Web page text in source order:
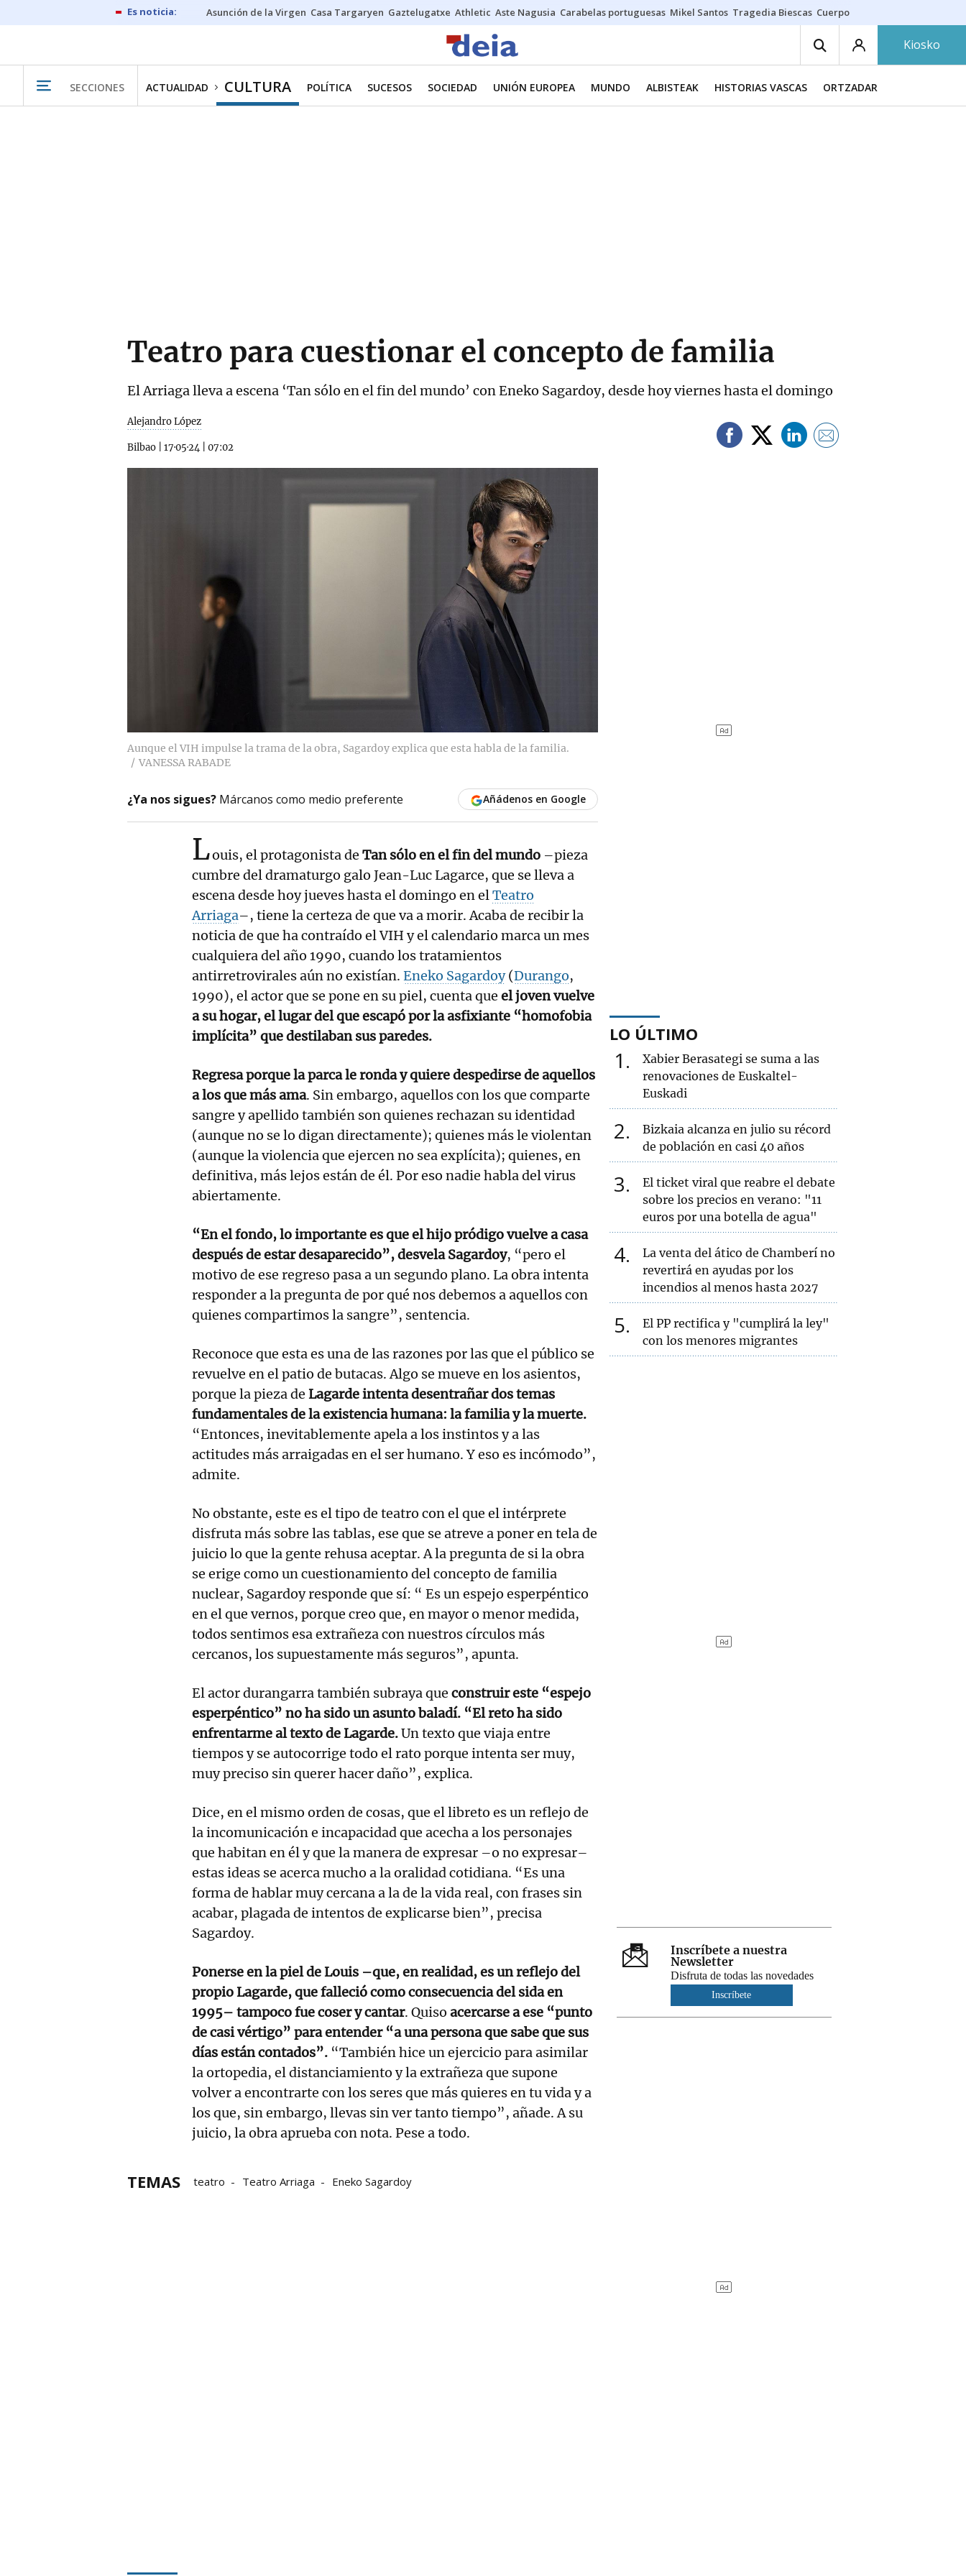
Asunción de la Virgen Casa Targaryen Gaztelugatxe Athletic Aste Nagusia Carabelas portuguesas Mikel Santos Tragedia Biescas Cuerpo ría
Kiosko
SECCIONES ACTUALIDAD CULTURA POLÍTICA SUCESOS SOCIEDAD UNIÓN EUROPEA MUNDO ALBISTEAK HISTORIAS VASCAS ORTZADAR
Teatro para cuestionar el concepto de familia
El Arriaga lleva a escena ‘Tan sólo en el fin del mundo’ con Eneko Sagardoy, desde hoy viernes hasta el domingo
Alejandro López
Bilbao 17·05·24 07:02
Aunque el VIH impulse la trama de la obra, Sagardoy explica que esta habla de la familia.
VANESSA RABADE
¿Ya nos sigues? Márcanos como medio preferente Añádenos en Google
Louis, el protagonista de Tan sólo en el fin del mundo –pieza
cumbre del dramaturgo galo Jean-Luc Lagarce, que se lleva a
escena desde hoy jueves hasta el domingo en elTeatro
Arriaga–, tiene la certeza de que va a morir. Acaba de recibir la
noticia de que ha contraído el VIH y el calendario marca un mes
cualquiera del año 1990, cuando los tratamientos
antirretrovirales aún no existían. Eneko Sagardoy(Durango,
1990), el actor que se pone en su piel, cuenta que el joven vuelve
a su hogar, el lugar del que escapó por la asfixiante “homofobia
implícita” que destilaban sus paredes.
Regresa porque la parca le ronda y quiere despedirse de aquellos
a los que más ama. Sin embargo, aquellos con los que comparte
sangre y apellido también son quienes rechazan su identidad
(aunque no se lo digan directamente); quienes más le violentan
(aunque la violencia que ejercen no sea explícita); quienes, en
definitiva, más lejos están de él. Por eso nadie habla del virus
abiertamente.
“En el fondo, lo importante es que el hijo pródigo vuelve a casa
después de estar desaparecido”, desvela Sagardoy, “pero el
motivo de ese regreso pasa a un segundo plano. La obra intenta
responder a la pregunta de por qué nos debemos a aquellos con
quienes compartimos la sangre”, sentencia.
Reconoce que esta es una de las razones por las que el público se
revuelve en el patio de butacas. Algo se mueve en los asientos,
porque la pieza de Lagarde intenta desentrañar dos temas
fundamentales de la existencia humana: la familia y la muerte.
“Entonces, inevitablemente apela a los instintos y a las
actitudes más arraigadas en el ser humano. Y eso es incómodo”,
admite.
No obstante, este es el tipo de teatro con el que el intérprete
disfruta más sobre las tablas, ese que se atreve a poner en tela de
juicio lo que la gente rehusa aceptar. A la pregunta de si la obra
se erige como un cuestionamiento del concepto de familia
nuclear, Sagardoy responde que sí: “ Es un espejo esperpéntico
en el que vernos, porque creo que, en mayor o menor medida,
todos sentimos esa extrañeza con nuestros círculos más
cercanos, los supuestamente más seguros”, apunta.
El actor durangarra también subraya que construir este “espejo
esperpéntico” no ha sido un asunto baladí. “El reto ha sido
enfrentarme al texto de Lagarde.Un texto que viaja entre
tiempos y se autocorrige todo el rato porque intenta ser muy,
muy preciso sin querer hacer daño”, explica.
Dice, en el mismo orden de cosas, que el libreto es un reflejo de
la incomunicación e incapacidad que acecha a los personajes
que habitan en él y que la manera de expresar –o no expresar–
estas ideas se acerca mucho a la oralidad cotidiana. “Es una
forma de hablar muy cercana a la de la vida real, con frases sin
acabar, plagada de intentos de explicarse bien”, precisa
Sagardoy.
Ponerse en la piel de Louis –que, en realidad, es un reflejo del
propio Lagarde, que falleció como consecuencia del sida en
1995– tampoco fue coser y cantar. Quiso acercarse a ese “punto
de casi vértigo” para entender “a una persona que sabe que sus
días están contados”. “También hice un ejercicio para asimilar
la ortopedia, el distanciamiento y la extrañeza que supone
volver a encontrarte con los seres que más quieres en tu vida y a
los que, sin embargo, llevas sin ver tanto tiempo”, añade. A su
juicio, la obra aprueba con nota. Pese a todo.
TEMAS teatro Teatro Arriaga Eneko Sagardoy
LO ÚLTIMO
1
Xabier Berasategi se suma a las
renovaciones de Euskaltel-
Euskadi
2
Bizkaia alcanza en julio su récord
de población en casi 40 años
3
El ticket viral que reabre el debate
sobre los precios en verano: "11
euros por una botella de agua"
4
La venta del ático de Chamberí no
revertirá en ayudas por los
incendios al menos hasta 2027
5
El PP rectifica y "cumplirá la ley"
con los menores migrantes
Inscríbete a nuestra
Newsletter
Disfruta de todas las novedades
Inscríbete